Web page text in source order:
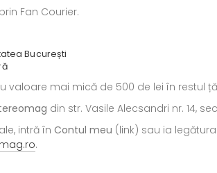
prin Fan Courier.
București
valoare mai mică de 500 de lei în restul
din str. Vasile Alecsandri nr. 14,
intră în Contul meu (link) sau ia
.